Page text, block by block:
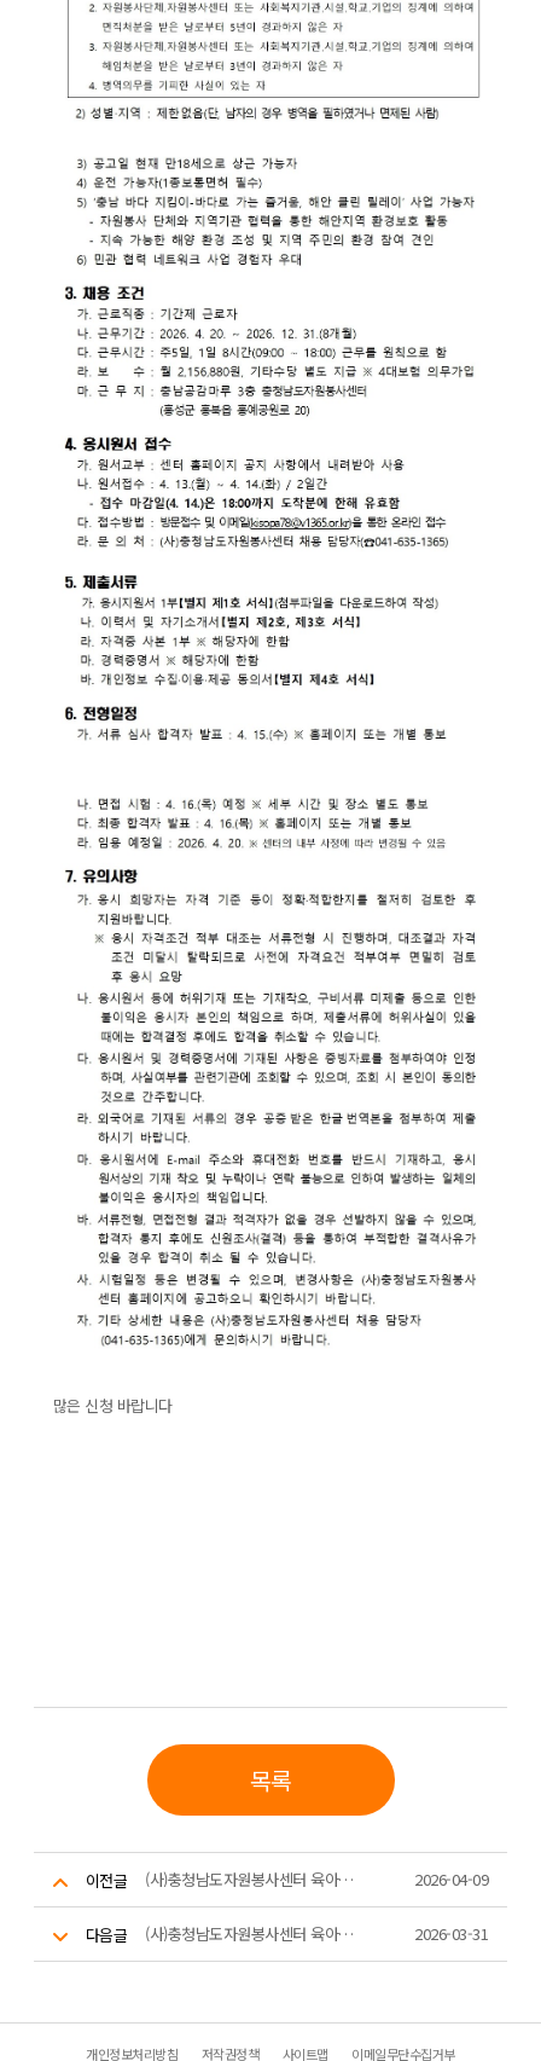
많은 신청 바랍니다
목록
이전글 (사)충청남도자원봉사센터 육아휴직 대체 인력 공개 채용 결과 공고 2026-04-09
다음글 (사)충청남도자원봉사센터 육아휴직 대체인력(기간제근로자) 채용 재공고 2026-03-31
개인정보처리방침 저작권정책 사이트맵 이메일무단수집거부